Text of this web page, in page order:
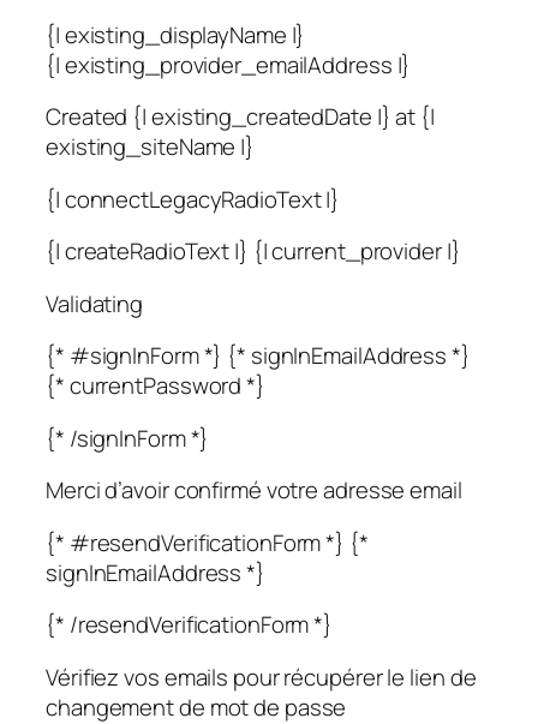
{| existing_displayName |}
{| existing_provider_emailAddress |}
Created {| existing_createdDate |} at {|
existing_siteName |}
{| connectLegacyRadioText |}
{| createRadioText |} {| current_provider |}
Validating
{* #signInForm *} {* signInEmailAddress *}
{* currentPassword *}
{* /signInForm *}
Merci d’avoir confirmé votre adresse email
{* #resendVerificationForm *} {*
signInEmailAddress *}
{* /resendVerificationForm *}
Vérifiez vos emails pour récupérer le lien de
changement de mot de passe